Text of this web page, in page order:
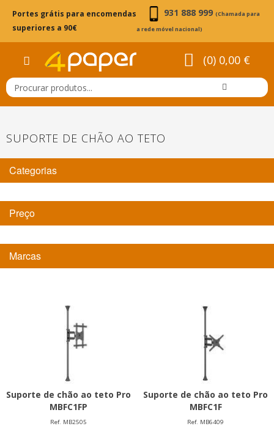
Portes grátis para encomendas
superiores a 90€
931 888 999 (Chamada para
a rede móvel nacional)
(0) 0,00 €
SUPORTE DE CHÃO AO TETO
Categorias
Preço
Marcas
Suporte de chão ao teto Pro
MBFC1FP
Ref. MB2505
Suporte de chão ao teto Pro
MBFC1F
Ref. MB6409